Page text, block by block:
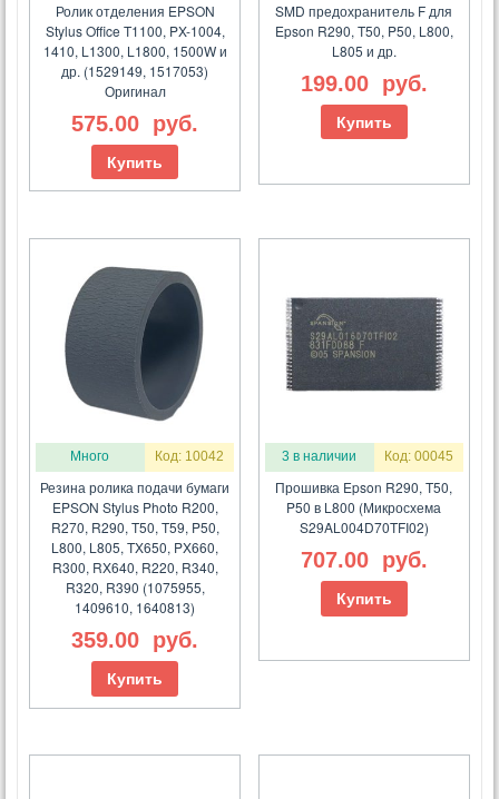
Ролик отделения EPSON
Stylus Office T1100, PX-1004,
1410, L1300, L1800, 1500W и
др. (1529149, 1517053)
Оригинал
575.00 руб.
Купить
SMD предохранитель F для
Epson R290, T50, P50, L800,
L805 и др.
199.00 руб.
Купить
Много Код: 10042
Резина ролика подачи бумаги
EPSON Stylus Photo R200,
R270, R290, T50, T59, P50,
L800, L805, TX650, PX660,
R300, RX640, R220, R340,
R320, R390 (1075955,
1409610, 1640813)
359.00 руб.
Купить
3 в наличии Код: 00045
Прошивка Epson R290, T50,
P50 в L800 (Микросхема
S29AL004D70TFI02)
707.00 руб.
Купить